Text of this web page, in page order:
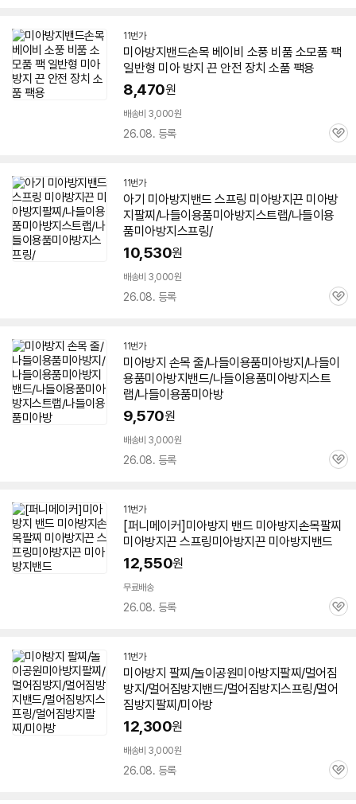
11번가
미아방지밴드손목 베이비 소풍 비품 소모품 팩
일반형 미아 방지 끈 안전 장치 소품 팩용
8,470원
배송비 3,000원
26.08. 등록
관
11번가
아기 미아방지밴드 스프링 미아방지끈 미아방
지팔찌/나들이용품미아방지스트랩/나들이용
품미아방지스프링/
10,530원
배송비 3,000원
26.08. 등록
관
11번가
미아방지 손목 줄/나들이용품미아방지/나들이
용품미아방지밴드/나들이용품미아방지스트
랩/나들이용품미아방
9,570원
배송비 3,000원
26.08. 등록
관
11번가
[퍼니메이커] 미아방지 밴드 미아방지손목팔찌
미아방지끈 스프링미아방지끈 미아방지밴드
12,550원
무료배송
26.08. 등록
관
11번가
미아방지 팔찌/놀이공원미아방지팔찌/멀어짐
방지/멀어짐방지밴드/멀어짐방지스프링/멀어
짐방지팔찌/미아방
12,300원
배송비 3,000원
26.08. 등록
관